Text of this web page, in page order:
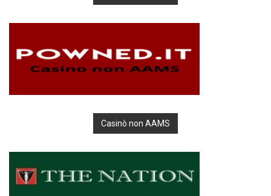
Casinò non AAMS